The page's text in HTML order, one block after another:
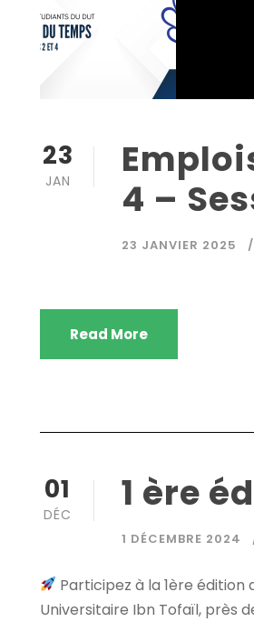
23
JAN
4 –
23 JANVIER 2025
Read More
01
DÉC 1 ère
1 DÉCEMBRE 2024
Participez à la 1ère édition
Universitaire Ibn Tofaïl, près